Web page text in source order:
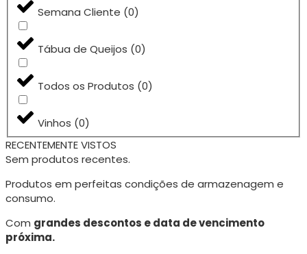
Semana Cliente (0)
Tábua de Queijos (0)
Todos os Produtos (0)
Vinhos (0)
RECENTEMENTE VISTOS
Sem produtos recentes.
Produtos em perfeitas condições de armazenagem e
consumo.
Com grandes descontos e data de vencimento
próxima.